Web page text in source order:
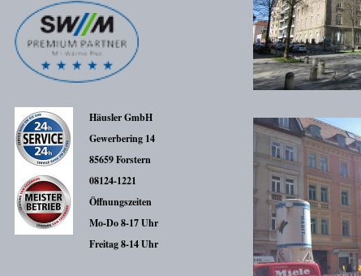
Häusler GmbH
Gewerbering 14
85659 Forstern
08124-1221
Öffnungszeiten
Mo-Do 8-17 Uhr
Freitag 8-14 Uhr